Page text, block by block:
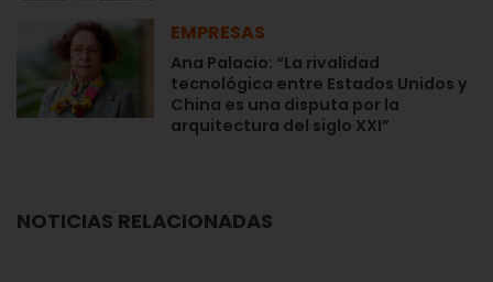
EMPRESAS
Ana Palacio: “La rivalidad
tecnológica entre Estados Unidos y
China es una disputa por la
arquitectura del siglo XXI”
NOTICIAS RELACIONADAS